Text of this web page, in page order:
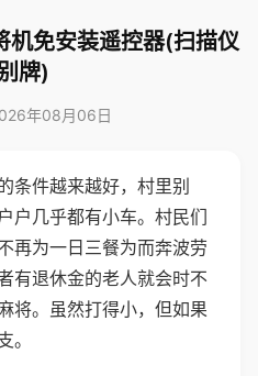
机免安装遥控器(扫描仪
牌)
年08月06日
条件越来越好，村里别
户几乎都有小车。村民们
再为一日三餐为而奔波劳
有退休金的老人就会时不
将。虽然打得小，但如果
。